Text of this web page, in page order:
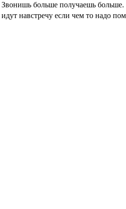
Звонишь больше получаешь
идут навстречу если чем то надо